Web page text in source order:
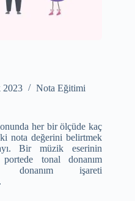
2023 Nota Eğitimi
her bir ölçüde kaç
nota değerini belirtmek
Bir müzik eserinin
tonal donanım
işareti